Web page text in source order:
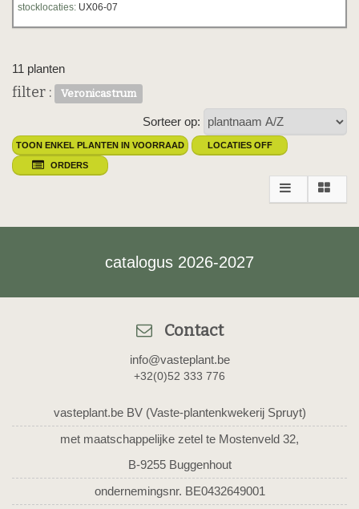
stocklocaties: UX06-07
11 planten
filter : Veronicastrum
Sorteer op:
TOON ENKEL PLANTEN IN VOORRAAD LOCATIES OFF
ORDERS
catalogus 2026-2027
Contact
info@vasteplant.be
+32(0)52 333 776
vasteplant.be BV (Vaste-plantenkwekerij Spruyt)
met maatschappelijke zetel te Mostenveld 32,
B-9255 Buggenhout
ondernemingsnr. BE0432649001